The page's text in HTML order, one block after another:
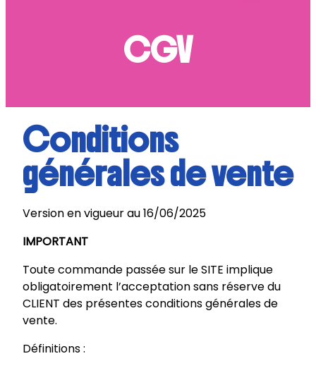
CGV
Conditions
générales de vente
Version en vigueur au 16/06/2025
IMPORTANT
Toute commande passée sur le SITE implique
obligatoirement l’acceptation sans réserve du
CLIENT des présentes conditions générales de
vente.
Définitions :